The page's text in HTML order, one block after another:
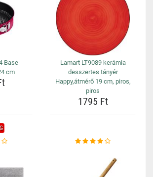
Base
cm
Lamart LT9089 kerámia
desszertes tányér
Happy,átmérő 19 cm, piros,
piros
1795 Ft